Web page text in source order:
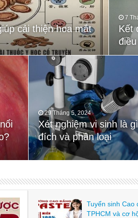
cải thiện hoa mắt
7
Kết
29 Tháng 5, 2024
Xét nghiệm vi sinh là
đích và phân loại
3 không?
14
là
8 Tháng 5, 2024
Quy trình tiêm insulin
chính xác
Tuyển sinh Cao
TPHCM và cơ